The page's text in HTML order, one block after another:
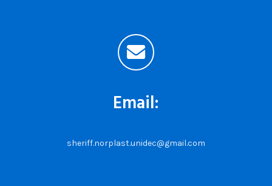
Email:
sheriff.norplast.unidec@gmail.com